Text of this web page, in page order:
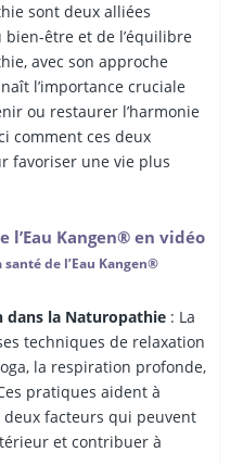
sont deux alliées
être et de l’équilibre
avec son approche
l’importance cruciale
ou restaurer l’harmonie
comment ces deux
favoriser une vie plus
l’Eau Kangen® en vidéo
de l’Eau Kangen®
dans la Naturopathie: La
techniques de relaxation
la respiration profonde,
pratiques aident à
deux facteurs qui peuvent
et contribuer à